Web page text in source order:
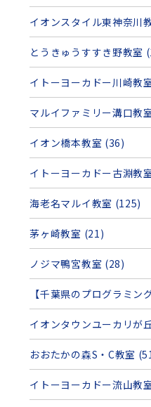
イオンスタイル東神奈川
とうきゅうすすき野教室
イトーヨーカドー川崎教
マルイファミリー溝口教
イオン橋本教室 (36)
イトーヨーカドー古淵教
海老名マルイ教室 (125)
茅ヶ崎教室 (21)
ノジマ鴨宮教室 (28)
【千葉県のプログラミン
イオンタウンユーカリが
おおたかの森S・C教室
イトーヨーカドー流山教